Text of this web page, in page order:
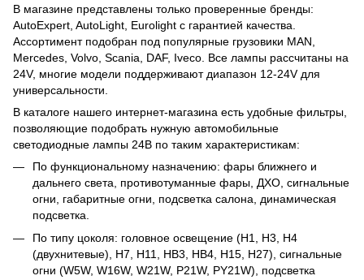
В магазине представлены только проверенные бренды:
AutoExpert, AutoLight, Eurolight с гарантией качества.
Ассортимент подобран под популярные грузовики MAN,
Mercedes, Volvo, Scania, DAF, Iveco. Все лампы рассчитаны на
24V, многие модели поддерживают диапазон 12-24V для
универсальности.
В каталоге нашего интернет-магазина есть удобные фильтры,
позволяющие подобрать нужную автомобильные
светодиодные лампы 24В по таким характеристикам:
По функциональному назначению: фары ближнего и
дальнего света, противотуманные фары, ДХО, сигнальные
огни, габаритные огни, подсветка салона, динамическая
подсветка.
По типу цоколя: головное освещение (H1, H3, H4
(двухнитевые), H7, H11, HB3, HB4, H15, H27), сигнальные
огни (W5W, W16W, W21W, P21W, PY21W), подсветка